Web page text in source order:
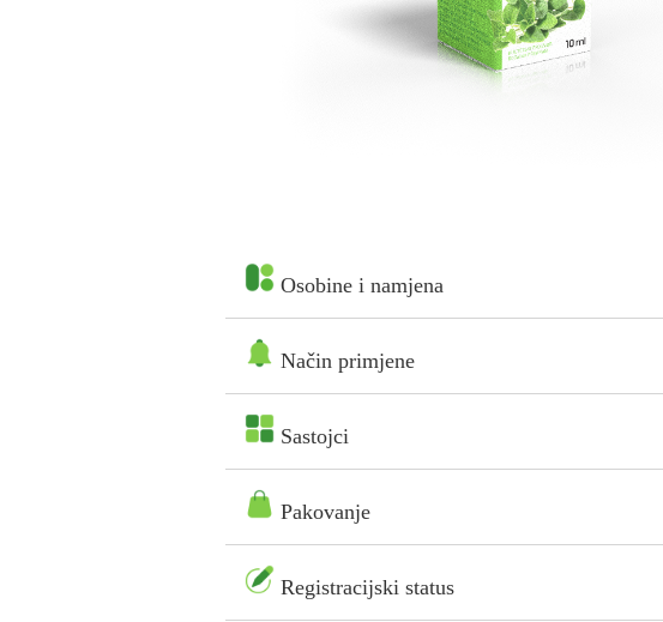
Osobine i namjena
Način primjene
Sastojci
Pakovanje
Registracijski status